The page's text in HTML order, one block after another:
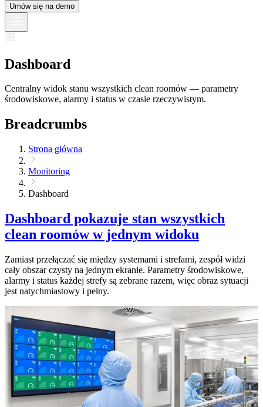
Umów się na demo
Dashboard
Centralny widok stanu wszystkich clean roomów — parametry
środowiskowe, alarmy i status w czasie rzeczywistym.
Breadcrumbs
Strona główna
Monitoring
Dashboard
Dashboard pokazuje stan wszystkich
clean roomów w jednym widoku
Zamiast przełączać się między systemami i strefami, zespół widzi
cały obszar czysty na jednym ekranie. Parametry środowiskowe,
alarmy i status każdej strefy są zebrane razem, więc obraz sytuacji
jest natychmiastowy i pełny.